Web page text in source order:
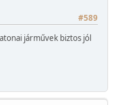
#589
járművek biztos jól